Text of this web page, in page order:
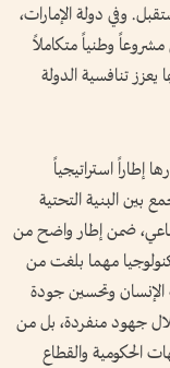
وفي دولة الإمارات،
وطنياً متكاملاً
يعزز تنافسية الدولة
إطاراً استراتيجياً
بين البنية التحتية
ضمن إطار واضح من
مهما بلغت من
الإنسان وتحسين جودة
جهود منفردة، بل من
الحكومية والقطاع